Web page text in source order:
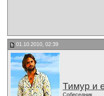
01.10.2010, 02:39
Тимур и
Собеседник